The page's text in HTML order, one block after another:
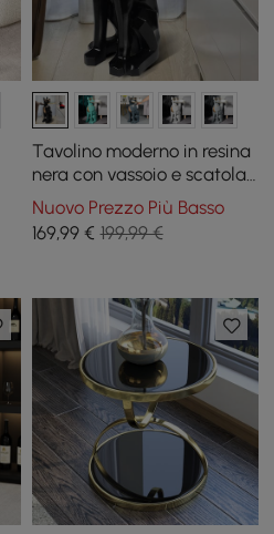
Tavolino moderno in resina
nera con vassoio e scatola
per fazzoletti
Nuovo Prezzo Più Basso
169,99€ 199,99 €